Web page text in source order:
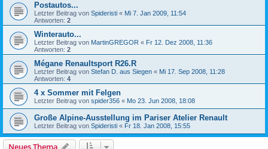
Postautos...
Letzter Beitrag von Spideristi « Mi 7. Jan 2009, 11:54
Antworten: 2
Winterauto...
Letzter Beitrag von MartinGREGOR « Fr 12. Dez 2008, 11:36
Antworten: 2
Mégane Renaultsport R26.R
Letzter Beitrag von Stefan D. aus Siegen « Mi 17. Sep 2008, 11:28
Antworten: 4
4 x Sommer mit Felgen
Letzter Beitrag von spider356 « Mo 23. Jun 2008, 18:08
Große Alpine-Ausstellung im Pariser Atelier Renault
Letzter Beitrag von Spideristi « Fr 18. Jan 2008, 15:55